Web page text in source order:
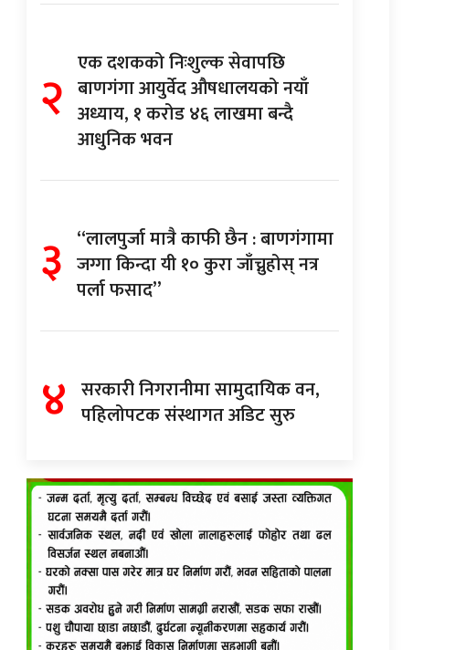
२ एक दशकको निःशुल्क सेवापछि
बाणगंगा आयुर्वेद औषधालयको नयाँ
अध्याय, १ करोड ४६ लाखमा बन्दै
आधुनिक भवन
३ “लालपुर्जा मात्रै काफी छैन : बाणगंगामा
जग्गा किन्दा यी १० कुरा जाँच्नुहोस् नत्र
पर्ला फसाद”
४ सरकारी निगरानीमा सामुदायिक वन,
पहिलोपटक संस्थागत अडिट सुरु